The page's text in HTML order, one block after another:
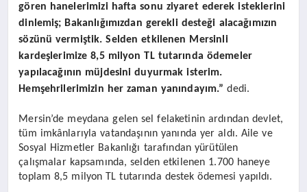
gören hanelerimizi hafta sonu ziyaret ederek isteklerini
dinlemiş; Bakanlığımızdan gerekli desteği alacağımızın
sözünü vermiştik. Selden etkilenen Mersinli
kardeşlerimize 8,5 milyon TL tutarında ödemeler
yapılacağının müjdesini duyurmak isterim.
Hemşehrilerimizin her zaman yanındayım.” dedi.
Mersin’de meydana gelen sel felaketinin ardından devlet,
tüm imkânlarıyla vatandaşının yanında yer aldı. Aile ve
Sosyal Hizmetler Bakanlığı tarafından yürütülen
çalışmalar kapsamında, selden etkilenen 1.700 haneye
toplam 8,5 milyon TL tutarında destek ödemesi yapıldı.